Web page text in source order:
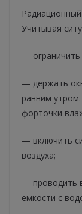
Учитывая
— ограничить
— держать
ранним
форточки
— включить
воздуха;
— проводить
емкости с